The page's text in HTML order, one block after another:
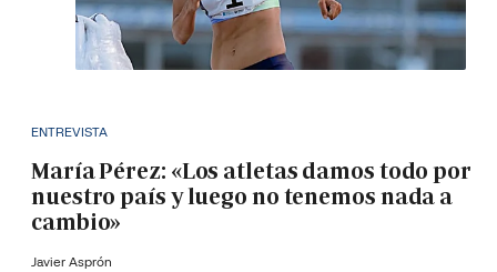
ENTREVISTA
María Pérez: «Los atletas damos todo por
nuestro país y luego no tenemos nada a
cambio»
Javier Asprón